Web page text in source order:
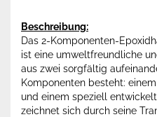
Beschreibung:
Das 2-Komponenten-
ist eine umweltfreundliche
aus zwei sorgfältig
Komponenten besteht:
und einem speziell
zeichnet sich durch seine